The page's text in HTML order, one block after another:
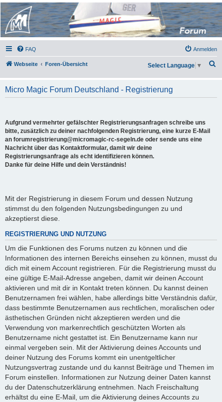
Micro Magic Forum
Deutschland
FAQ Anmelden
Webseite Foren-Übersicht
h
Select Language ▼
Micro Magic Forum Deutschland - Registrierung
Aufgrund vermehrter gefälschter Registrierungsanfragen schreibe uns
bitte, zusätzlich zu deiner nachfolgenden Registrierung, eine kurze E-Mail
an forumregistrierung@micromagic-rc-segeln.de oder sende uns eine
Nachricht über das Kontaktformular, damit wir deine
Registrierungsanfrage als echt identifizieren können.
Danke für deine Hilfe und dein Verständnis!
Mit der Registrierung in diesem Forum und dessen Nutzung
stimmst du den folgenden Nutzungsbedingungen zu und
akzeptierst diese.
REGISTRIERUNG UND NUTZUNG
Um die Funktionen des Forums nutzen zu können und die
Informationen des internen Bereichs einsehen zu können, musst du
dich mit einem Account registrieren. Für die Registrierung musst du
eine gültige E-Mail-Adresse angeben, damit wir deinen Account
aktivieren und mit dir in Kontakt treten können. Du kannst deinen
Benutzernamen frei wählen, habe allerdings bitte Verständnis dafür,
dass bestimmte Benutzernamen aus rechtlichen, moralischen oder
ästhetischen Gründen nicht akzeptieren werden und die
Verwendung von markenrechtlich geschützten Worten als
Benutzername nicht gestattet ist. Ein Benutzername kann nur
einmal vergeben sein. Mit der Aktivierung deines Accounts und
deiner Nutzung des Forums kommt ein unentgeltlicher
Nutzungsvertrag zustande und du kannst Beiträge und Themen im
Forum einstellen. Informationen zur Nutzung deiner Daten kannst
du der Datenschutzerklärung entnehmen. Nach Freischaltung
erhältst du eine E-Mail, um die Aktivierung deines Accounts zu